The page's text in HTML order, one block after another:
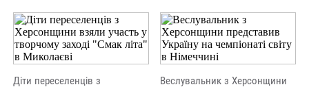
Діти переселенців з
Веслувальник з Херсонщини